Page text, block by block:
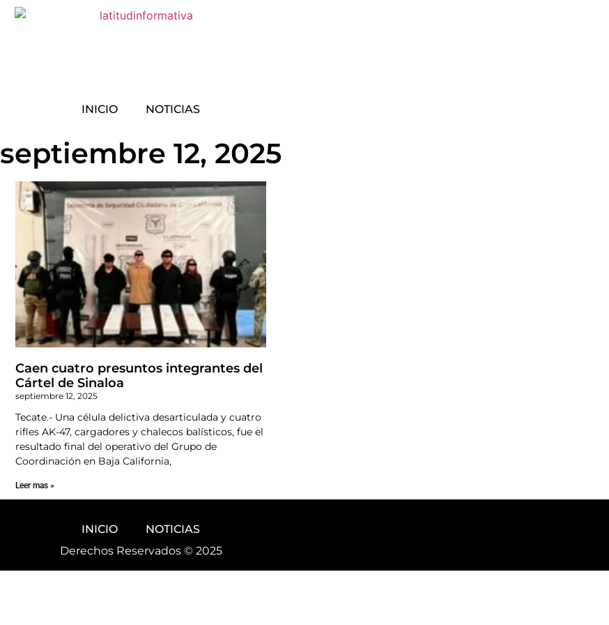
INICIO NOTICIAS
septiembre 12, 2025
Caen cuatro presuntos integrantes del
Cártel de Sinaloa
septiembre 12, 2025
Tecate.- Una célula delictiva desarticulada y cuatro
rifles AK-47, cargadores y chalecos balísticos, fue el
resultado final del operativo del Grupo de
Coordinación en Baja California,
Leer mas »
INICIO
NOTICIAS
Derechos Reservados © 2025